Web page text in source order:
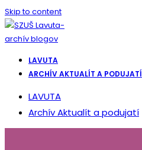
Skip to content
LAVUTA
ARCHÍV AKTUALÍT A PODUJATÍ
LAVUTA
Archív Aktualít a podujatí